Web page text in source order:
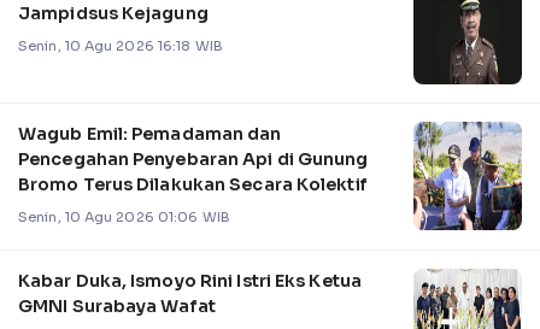
Jampidsus Kejagung
Senin, 10 Agu 2026 16:18 WIB
Wagub Emil: Pemadaman dan
Pencegahan Penyebaran Api di Gunung
Bromo Terus Dilakukan Secara Kolektif
Senin, 10 Agu 2026 01:06 WIB
Kabar Duka, Ismoyo Rini Istri Eks Ketua
GMNI Surabaya Wafat